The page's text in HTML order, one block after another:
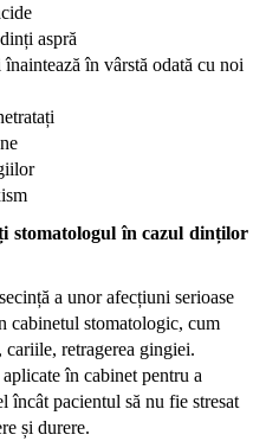
aspră
în vârstă odată cu noi
stomatologul în cazul dinților
a unor afecțiuni serioase
cabinetul stomatologic, cum
retragerea gingiei.
în cabinet pentru a
încât pacientul să nu fie stresat
și durere.